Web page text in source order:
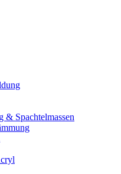
& Spachtelmassen